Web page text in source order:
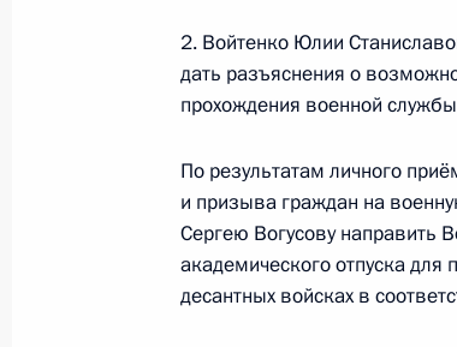
Продолжен контроль
в режиме видео-
по поручению Президента
Российской Федерации по
26 декабря 2014 года, 17:03
2. Войтенко Юлии
дать разъяснения о
прохождения военной
По результатам личного
и призыва граждан на
Сергею Вогусову направить
академического отпуска
десантных войсках в